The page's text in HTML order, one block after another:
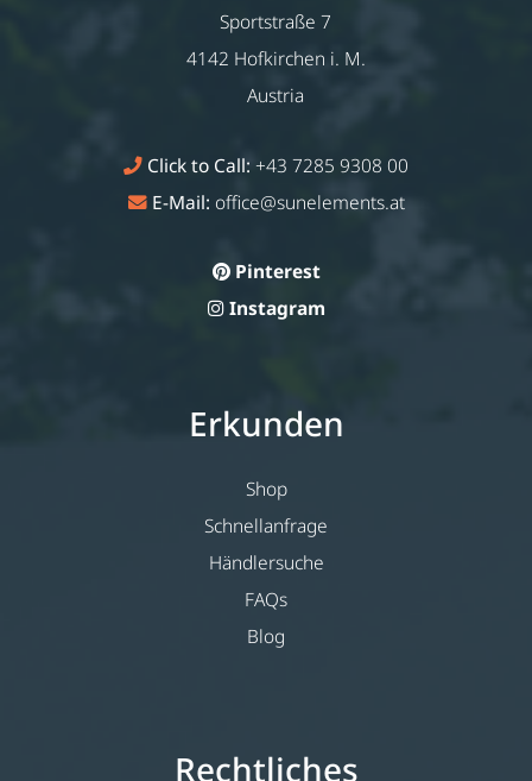
Sportstraße 7
4142 Hofkirchen i. M.
Austria
Click to Call: +43 7285 9308 00
E-Mail: office@sunelements.at
Pinterest
Instagram
Erkunden
Shop
Schnellanfrage
Händlersuche
FAQs
Blog
Rechtliches